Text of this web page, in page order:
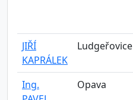
JIŘÍ
KAPRÁLEK
Ludgeřovice
Ing.
Opava